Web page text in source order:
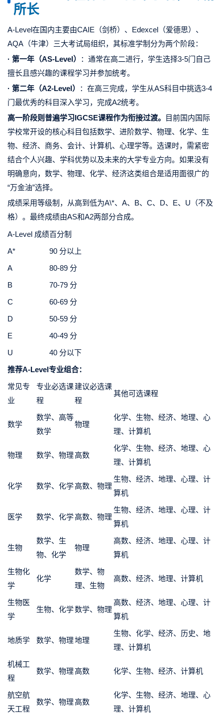
所长
A-Level在国内主要由CAIE（剑桥）、Edexcel（爱德思）、
AQA（牛津）三大考试局组织，其标准学制分为两个阶段：
· 第一年（AS-Level）
： 通常在高二进行，学生选择3-5门自己
擅长且感兴趣的课程学习并参加统考。
· 第二年（A2-Level）
： 在高三完成， 学生从AS科目中挑选3-4
门最优秀的科目深入学习，完成A2统考。
高一阶段则普遍学习IGCSE课程作为衔接过渡。
目前国内国际
学校常开设的核心科目包括数学、进阶数学、物理、化学、生
物、经济、商务、会计、计算机、心理学等。选课时，需紧密
结合个人兴趣、学科优势以及未来的大学专业方向。如果没有
明确意向，数学、物理、化学、经济这类组合是适用面很广的
“万金油”选择。
成绩采用等级制，从高到低为A\*、A、B、C、D、E、U（不及
格）。最终成绩由AS和A2两部分合成。
A-Level 成绩百分制
A*
90 分以上
A
80-89 分
B
70-79 分
C
60-69 分
D
50-59 分
E
40-49 分
U
40 分以下
推荐A-Level专业组合：
常见专
业
专业必选课
程
建议必选课
程
其他可选课程
数学
数学、高等
数学
物理
化学、生物、经济、地理、心
理、计算机
物理 数学、物理高数
化学、生物、经济、地理、心
理、计算机
化学 数学、化学高数、物理
生物、经济、地理、心理、计
算机
医学 数学、化学高数、物理
生物、经济、地理、心理、计
算机
生物
数学、生
物、化学
物理
高数、经济、地理、心理、计
算机
生物化
学
化学
数学、物
理、生物
高数、经济、地理、计算机
生物医
学
生物、化学数学、物理
高数、经济、地理、心理、计
算机
地质学 数学、物理地理
生物、化学、经济、历史、地
理、计算机
机械工
程
数学、物理高数 化学、生物、经济、计算机
航空航
天工程
数学、物理高数
化学、生物、经济、地理、心
理、计算机